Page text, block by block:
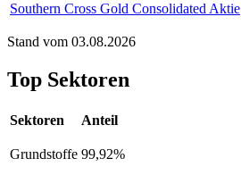
Southern Cross Gold Consolidated Aktie
Stand vom 03.08.2026
Top Sektoren
Sektoren Anteil
Grundstoffe 99,92%